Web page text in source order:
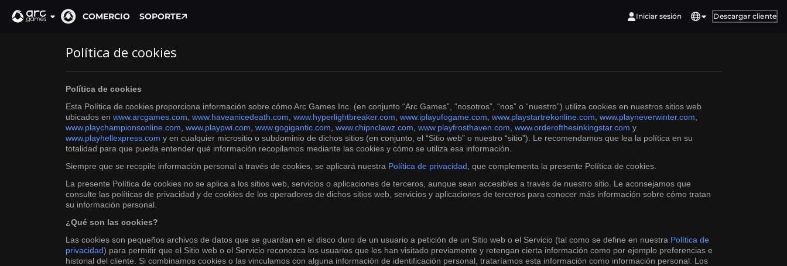
COMERCIO SOPORTE Iniciar sesión Descargar cliente
Política de cookies
Política de cookies
Esta Política de cookies proporciona información sobre cómo Arc Games Inc. (en conjunto “Arc Games”, “nosotros”, “nos” o “nuestro”) utiliza cookies en nuestros sitios web
ubicados en www.arcgames.com www.haveanicedeath.com www.hyperlightbreaker.com www.iplayufogame.com www.playstartrekonline.com www.playneverwinter.com
www.playchampionsonline.com www.playpwi.com www.gogigantic.com www.chipnclawz.com www.playfrosthaven.com www.orderofthesinkingstar.com y
www.playhellexpress.com y en cualquier micrositio o subdominio de dichos sitios (en conjunto, el “Sitio web” o nuestro “sitio”). Le recomendamos que lea la política en su
totalidad para que pueda entender qué información recopilamos mediante las cookies y cómo se utiliza esa información.
Siempre que se recopile información personal a través de cookies, se aplicará nuestra Política de privacidad , que complementa la presente Política de cookies.
La presente Política de cookies no se aplica a los sitios web, servicios o aplicaciones de terceros, aunque sean accesibles a través de nuestro sitio. Le aconsejamos que
consulte las políticas de privacidad y de cookies de los operadores de dichos sitios web, servicios y aplicaciones de terceros para conocer más información sobre cómo tratan
su información personal.
¿Qué son las cookies?
Las cookies son pequeños archivos de datos que se guardan en el disco duro de un usuario a petición de un Sitio web o el Servicio (tal como se define en nuestra Política de
privacidad) para permitir que el Sitio web o el Servicio reconozca los usuarios que les han visitado previamente y retengan cierta información como por ejemplo preferencias e
historial del cliente. Si combinamos cookies o las vinculamos con alguna información de identificación personal, trataríamos esta información como información personal. Los